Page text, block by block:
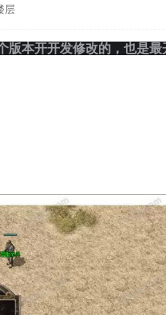
层
版本开开发修改的，也是